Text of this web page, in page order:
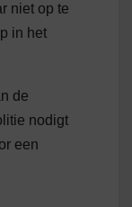
niet op te
in het
de
nodigt
een